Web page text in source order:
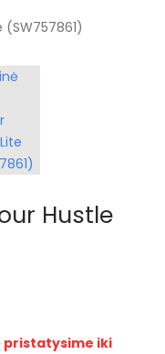
Hustle
pristatysime iki